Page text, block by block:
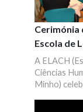
Cerimónia
Escola de
Humanas
A ELACH
Ciências
Minho)